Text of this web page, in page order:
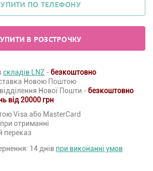
ПО ТЕЛЕФОНУ
В РОЗСТРОЧКУ
складів LNZ - безкоштовно
Новою Поштою
Нової Пошти - безкоштовно
від 20000 грн
Visa або MasterCard
отриманні
переказ
14 днів при виконанні умов